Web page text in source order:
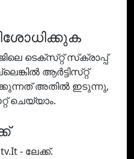
ടെക്‌സ്‌റ്റ് സ്‌ക്രാപ്പ്
ആർട്ടിസ്‌റ്റ്
അതിൽ ഇടുന്നു,
ചെയ്യാം.
- ലേക്ക്.